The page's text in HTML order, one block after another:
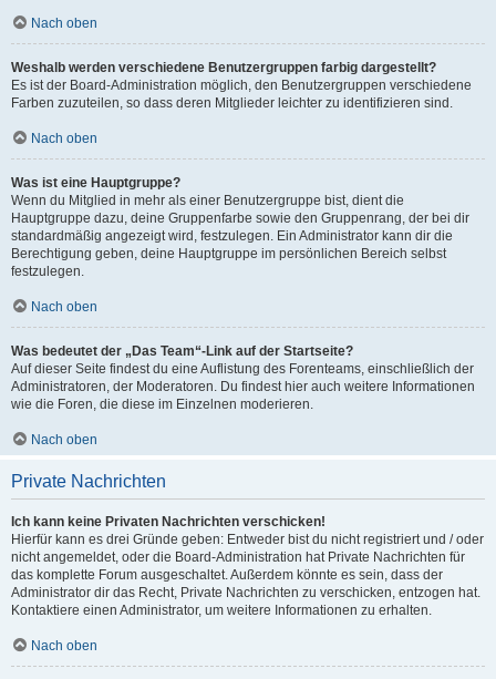
Nach oben
Weshalb werden verschiedene Benutzergruppen farbig dargestellt?
Es ist der Board-Administration möglich, den Benutzergruppen verschiedene
Farben zuzuteilen, so dass deren Mitglieder leichter zu identifizieren sind.
Nach oben
Was ist eine Hauptgruppe?
Wenn du Mitglied in mehr als einer Benutzergruppe bist, dient die
Hauptgruppe dazu, deine Gruppenfarbe sowie den Gruppenrang, der bei dir
standardmäßig angezeigt wird, festzulegen. Ein Administrator kann dir die
Berechtigung geben, deine Hauptgruppe im persönlichen Bereich selbst
festzulegen.
Nach oben
Was bedeutet der „Das Team“-Link auf der Startseite?
Auf dieser Seite findest du eine Auflistung des Forenteams, einschließlich der
Administratoren, der Moderatoren. Du findest hier auch weitere Informationen
wie die Foren, die diese im Einzelnen moderieren.
Nach oben
Private Nachrichten
Ich kann keine Privaten Nachrichten verschicken!
Hierfür kann es drei Gründe geben: Entweder bist du nicht registriert und / oder
nicht angemeldet, oder die Board-Administration hat Private Nachrichten für
das komplette Forum ausgeschaltet. Außerdem könnte es sein, dass der
Administrator dir das Recht, Private Nachrichten zu verschicken, entzogen hat.
Kontaktiere einen Administrator, um weitere Informationen zu erhalten.
Nach oben